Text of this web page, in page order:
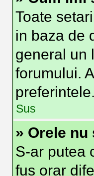
Toate
in baza de
general un
forumului.
preferintele.
Sus
» Orele
S-ar putea
fus orar